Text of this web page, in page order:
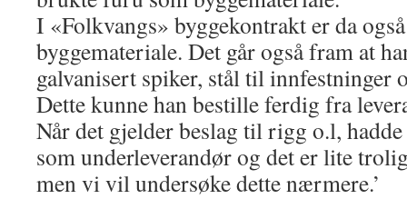
I «Folkvangs» byggekontrakt er da
byggemateriale. Det går også fram at
galvanisert spiker, stål til
Dette kunne han bestille ferdig fra
Når det gjelder beslag til rigg o.l,
som underleverandør og det er lite
men vi vil undersøke dette nærmere.’